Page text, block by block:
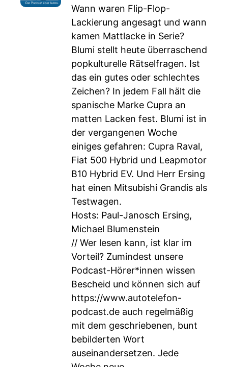
Wann waren Flip-Flop-
Lackierung angesagt und wann
kamen Mattlacke in Serie?
Blumi stellt heute überraschend
popkulturelle Rätselfragen. Ist
das ein gutes oder schlechtes
Zeichen? In jedem Fall hält die
spanische Marke Cupra an
matten Lacken fest. Blumi ist in
der vergangenen Woche
einiges gefahren: Cupra Raval,
Fiat 500 Hybrid und Leapmotor
B10 Hybrid EV. Und Herr Ersing
hat einen Mitsubishi Grandis als
Testwagen.
Hosts: Paul-Janosch Ersing,
Michael Blumenstein
// Wer lesen kann, ist klar im
Vorteil? Zumindest unsere
Podcast-Hörer*innen wissen
Bescheid und können sich auf
https://www.autotelefon-
podcast.de auch regelmäßig
mit dem geschriebenen, bunt
bebilderten Wort
auseinandersetzen. Jede